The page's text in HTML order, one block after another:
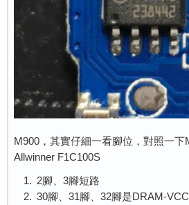
M900，其實仔細一看腳位，對照一
Allwinner F1C100S
2腳、3腳短路
30腳、31腳、32腳是DRAM-VCC